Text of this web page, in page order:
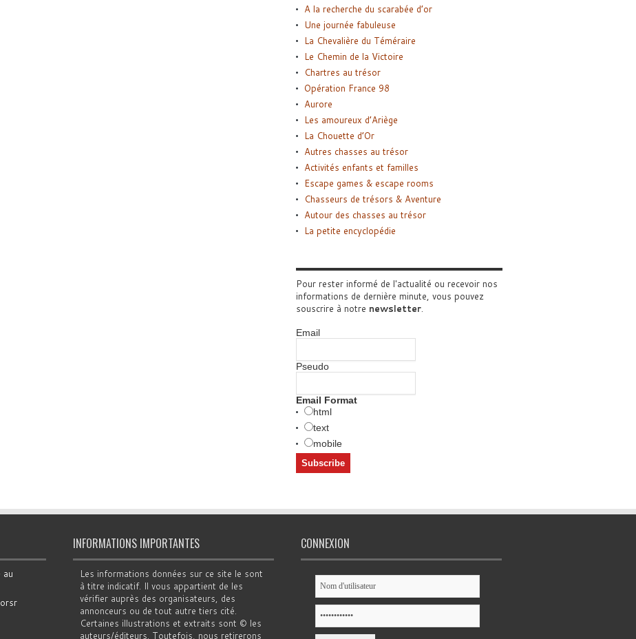
A la recherche du scarabée d’or
Une journée fabuleuse
La Chevalière du Téméraire
Le Chemin de la Victoire
Chartres au trésor
Opération France 98
Aurore
Les amoureux d’Ariège
La Chouette d’Or
Autres chasses au trésor
Activités enfants et familles
Escape games & escape rooms
Chasseurs de trésors & Aventure
Autour des chasses au trésor
La petite encyclopédie
Pour rester informé de l'actualité ou recevoir nos
informations de dernière minute, vous pouvez
souscrire à notre newsletter.
Email
Pseudo
Email Format
html
text
mobile
INFORMATIONS IMPORTANTES
Les informations données sur ce site le sont
à titre indicatif. Il vous appartient de les
vérifier auprès des organisateurs, des
annonceurs ou de tout autre tiers cité.
Certaines illustrations et extraits sont © les
auteurs/éditeurs. Toutefois, nous retirerons
CONNEXION